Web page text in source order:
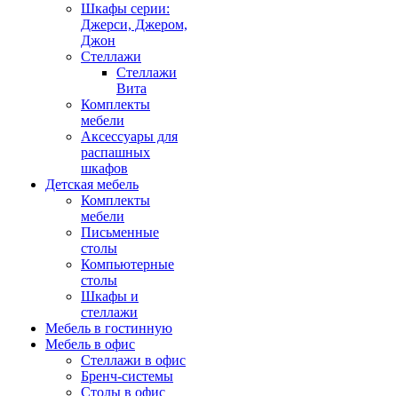
Шкафы серии:
Джерси, Джером,
Джон
Стеллажи
Стеллажи
Вита
Комплекты
мебели
Аксессуары для
распашных
шкафов
Детская мебель
Комплекты
мебели
Письменные
столы
Компьютерные
столы
Шкафы и
стеллажи
Мебель в гостинную
Мебель в офис
Стеллажи в офис
Бренч-системы
Столы в офис